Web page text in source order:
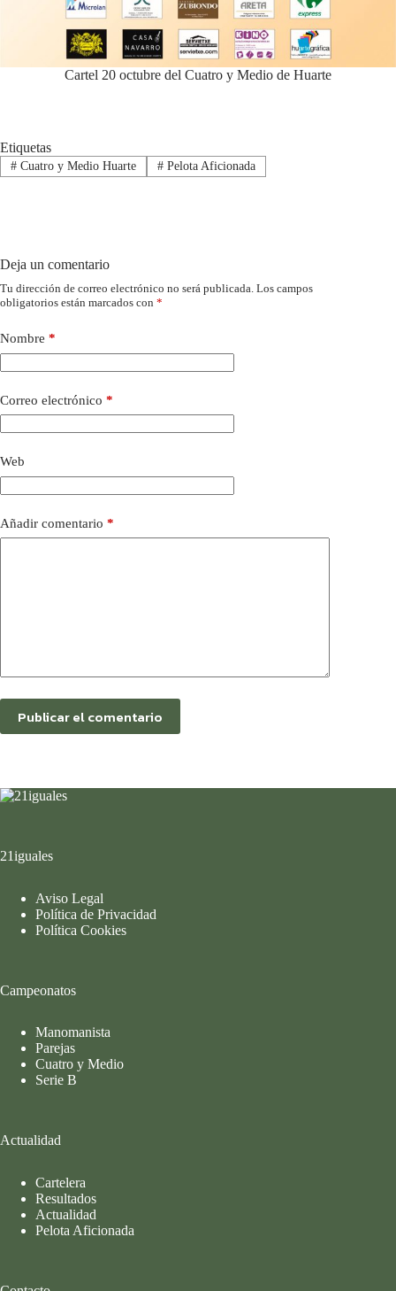
Cartel 20 octubre del Cuatro y Medio de Huarte
Etiquetas
#Cuatro y Medio Huarte #Pelota Aficionada
Deja un comentario
Tu dirección de correo electrónico no será publicada. Los campos
obligatorios están marcados con *
Nombre *
Correo electrónico *
Web
Añadir comentario *
Publicar el comentario
21iguales
Aviso Legal
Política de Privacidad
Política Cookies
Campeonatos
Manomanista
Parejas
Cuatro y Medio
Serie B
Actualidad
Cartelera
Resultados
Actualidad
Pelota Aficionada